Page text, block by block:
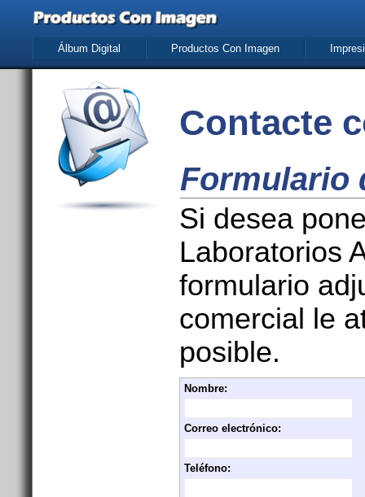
Álbum Digital Productos Con Imagen
Contacte
Formulario
Si desea
Laboratorios
formulario
comercial le
posible.
Nombre:
Correo electrónico:
Teléfono: